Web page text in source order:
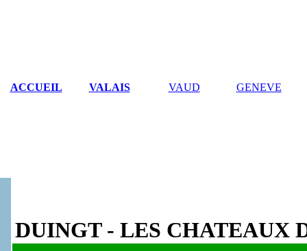
DUINGT - LES CHATEAUX
ACCUEIL VALAIS VAUD GENEVE